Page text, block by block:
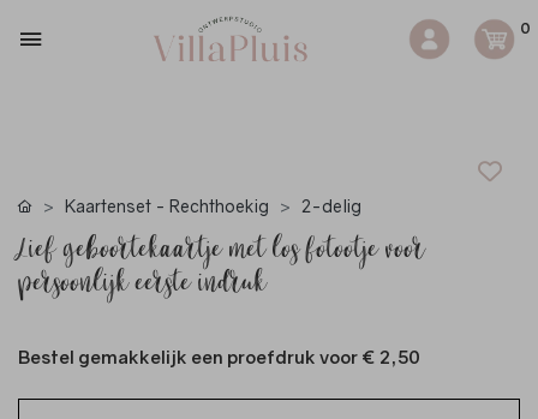
0
Kaartenset - Rechthoekig 2-delig
Lief geboortekaartje met los fotootje voor
persoonlijk eerste indruk
Bestel gemakkelijk een proefdruk voor € 2,50